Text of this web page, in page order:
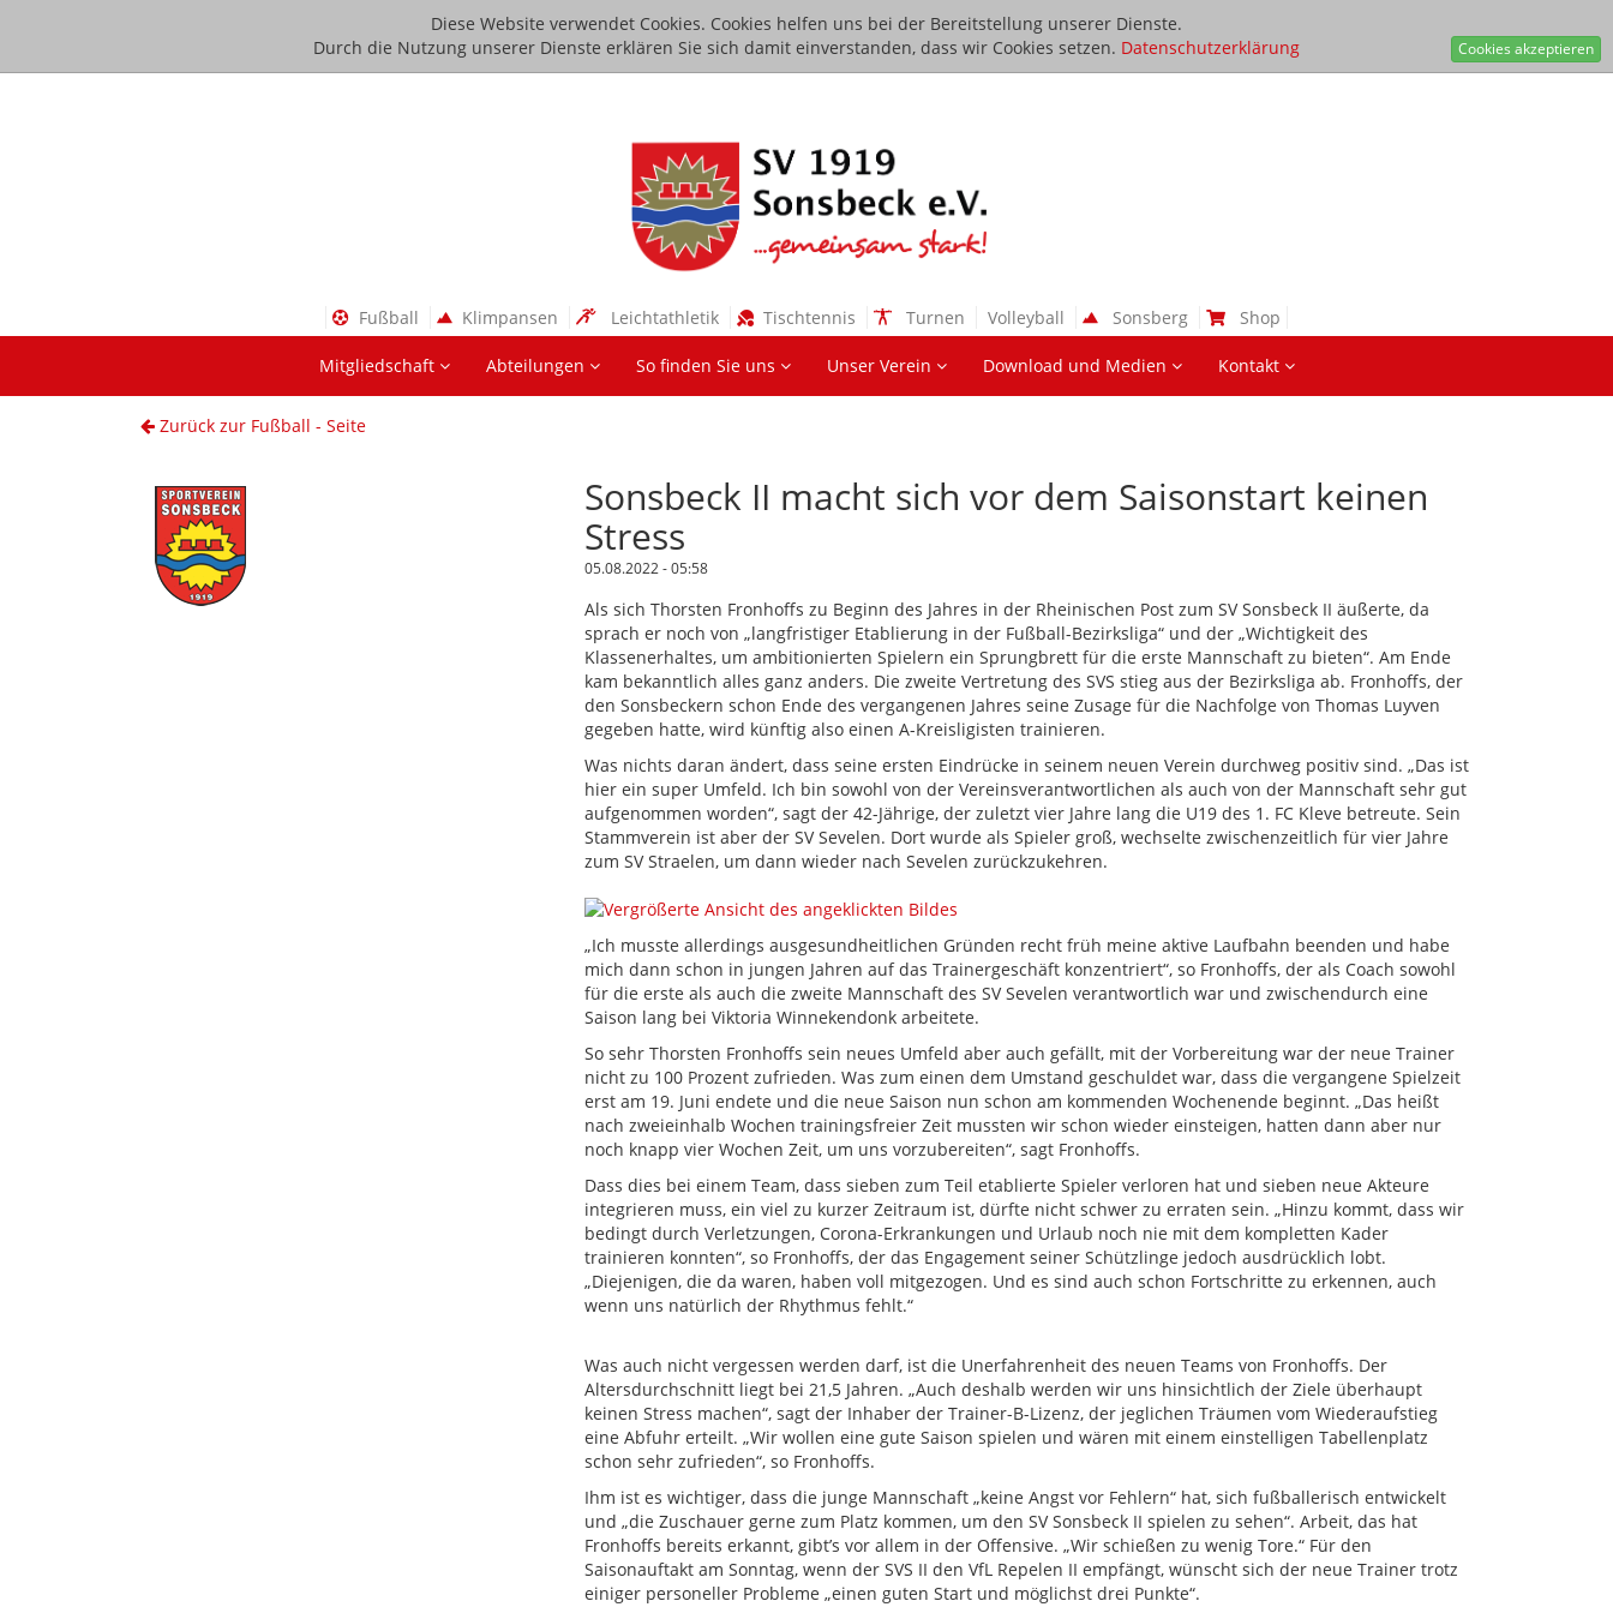
Diese Website verwendet Cookies. Cookies helfen uns bei der Bereitstellung unserer Dienste.
Durch die Nutzung unserer Dienste erklären Sie sich damit einverstanden, dass wir Cookies setzen. Datenschutzerklärung Cookies akzeptieren
Fußball Klimpansen Leichtathletik Tischtennis Turnen Volleyball Sonsberg Shop
Mitgliedschaft Abteilungen So finden Sie uns Unser Verein Download und Medien Kontakt
Zurück zur Fußball - Seite
Sonsbeck II macht sich vor dem Saisonstart keinen
Stress
05.08.2022 - 05:58
Als sich Thorsten Fronhoffs zu Beginn des Jahres in der Rheinischen Post zum SV Sonsbeck II äußerte, da
sprach er noch von „langfristiger Etablierung in der Fußball-Bezirksliga“ und der „Wichtigkeit des
Klassenerhaltes, um ambitionierten Spielern ein Sprungbrett für die erste Mannschaft zu bieten“. Am Ende
kam bekanntlich alles ganz anders. Die zweite Vertretung des SVS stieg aus der Bezirksliga ab. Fronhoffs, der
den Sonsbeckern schon Ende des vergangenen Jahres seine Zusage für die Nachfolge von Thomas Luyven
gegeben hatte, wird künftig also einen A-Kreisligisten trainieren.
Was nichts daran ändert, dass seine ersten Eindrücke in seinem neuen Verein durchweg positiv sind. „Das ist
hier ein super Umfeld. Ich bin sowohl von der Vereinsverantwortlichen als auch von der Mannschaft sehr gut
aufgenommen worden“, sagt der 42-Jährige, der zuletzt vier Jahre lang die U19 des 1. FC Kleve betreute. Sein
Stammverein ist aber der SV Sevelen. Dort wurde als Spieler groß, wechselte zwischenzeitlich für vier Jahre
zum SV Straelen, um dann wieder nach Sevelen zurückzukehren.
„Ich musste allerdings ausgesundheitlichen Gründen recht früh meine aktive Laufbahn beenden und habe
mich dann schon in jungen Jahren auf das Trainergeschäft konzentriert“, so Fronhoffs, der als Coach sowohl
für die erste als auch die zweite Mannschaft des SV Sevelen verantwortlich war und zwischendurch eine
Saison lang bei Viktoria Winnekendonk arbeitete.
So sehr Thorsten Fronhoffs sein neues Umfeld aber auch gefällt, mit der Vorbereitung war der neue Trainer
nicht zu 100 Prozent zufrieden. Was zum einen dem Umstand geschuldet war, dass die vergangene Spielzeit
erst am 19. Juni endete und die neue Saison nun schon am kommenden Wochenende beginnt. „Das heißt
nach zweieinhalb Wochen trainingsfreier Zeit mussten wir schon wieder einsteigen, hatten dann aber nur
noch knapp vier Wochen Zeit, um uns vorzubereiten“, sagt Fronhoffs.
Dass dies bei einem Team, dass sieben zum Teil etablierte Spieler verloren hat und sieben neue Akteure
integrieren muss, ein viel zu kurzer Zeitraum ist, dürfte nicht schwer zu erraten sein. „Hinzu kommt, dass wir
bedingt durch Verletzungen, Corona-Erkrankungen und Urlaub noch nie mit dem kompletten Kader
trainieren konnten“, so Fronhoffs, der das Engagement seiner Schützlinge jedoch ausdrücklich lobt.
„Diejenigen, die da waren, haben voll mitgezogen. Und es sind auch schon Fortschritte zu erkennen, auch
wenn uns natürlich der Rhythmus fehlt.“
Was auch nicht vergessen werden darf, ist die Unerfahrenheit des neuen Teams von Fronhoffs. Der
Altersdurchschnitt liegt bei 21,5 Jahren. „Auch deshalb werden wir uns hinsichtlich der Ziele überhaupt
keinen Stress machen“, sagt der Inhaber der Trainer-B-Lizenz, der jeglichen Träumen vom Wiederaufstieg
eine Abfuhr erteilt. „Wir wollen eine gute Saison spielen und wären mit einem einstelligen Tabellenplatz
schon sehr zufrieden“, so Fronhoffs.
Ihm ist es wichtiger, dass die junge Mannschaft „keine Angst vor Fehlern“ hat, sich fußballerisch entwickelt
und „die Zuschauer gerne zum Platz kommen, um den SV Sonsbeck II spielen zu sehen“. Arbeit, das hat
Fronhoffs bereits erkannt, gibt’s vor allem in der Offensive. „Wir schießen zu wenig Tore.“ Für den
Saisonauftakt am Sonntag, wenn der SVS II den VfL Repelen II empfängt, wünscht sich der neue Trainer trotz
einiger personeller Probleme „einen guten Start und möglichst drei Punkte“.